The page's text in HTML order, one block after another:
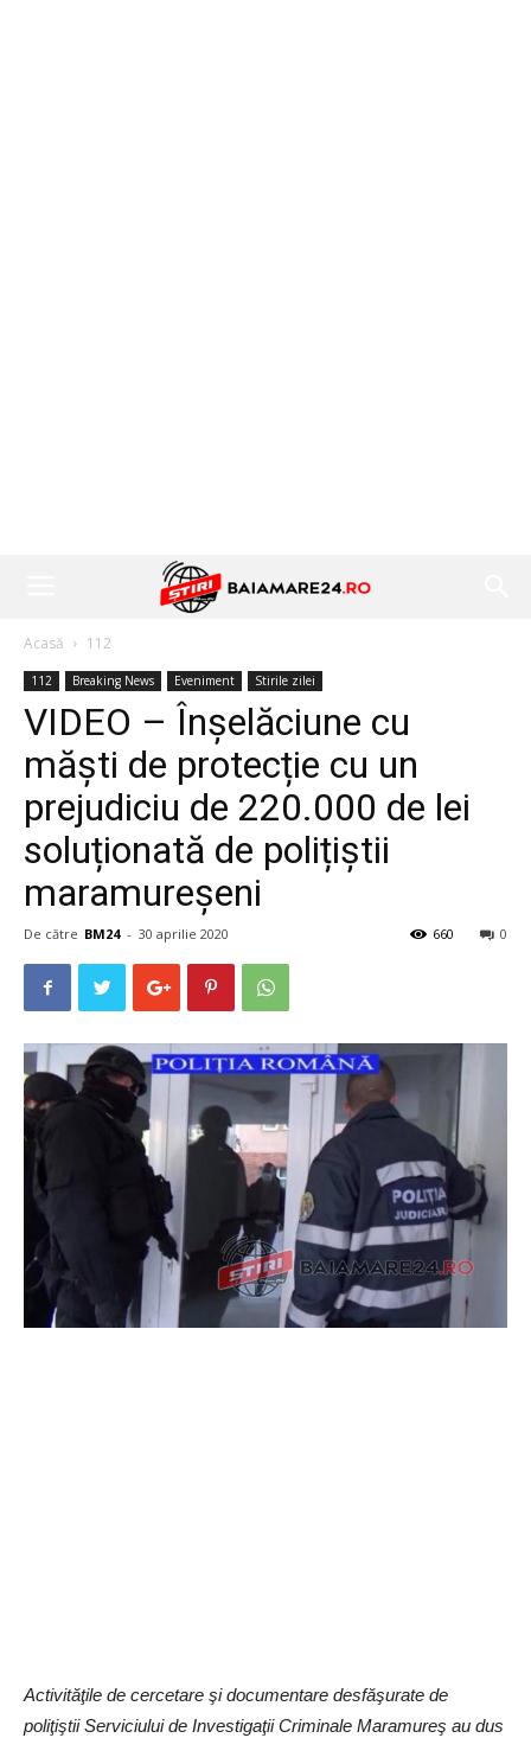
Acasă 112
112 Breaking News Eveniment Stirile zilei
VIDEO – Înșelăciune cu
măști de protecție cu un
prejudiciu de 220.000 de lei
soluționată de polițiștii
maramureșeni
De către BM24 - 30 aprilie 2020 0
660
Activităţile de cercetare şi documentare desfăşurate de
poliţiştii Serviciului de Investigaţii Criminale Maramureş au dus